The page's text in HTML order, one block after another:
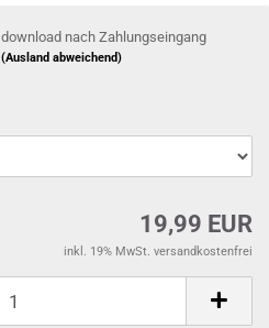
download nach Zahlungseingang
(Ausland abweichend)
19,99 EUR
inkl. 19% MwSt. versandkostenfrei